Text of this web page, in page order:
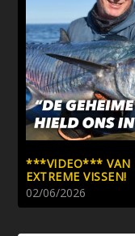
***VIDEO*** VAN
EXTREME VISSEN!
02/06/2026